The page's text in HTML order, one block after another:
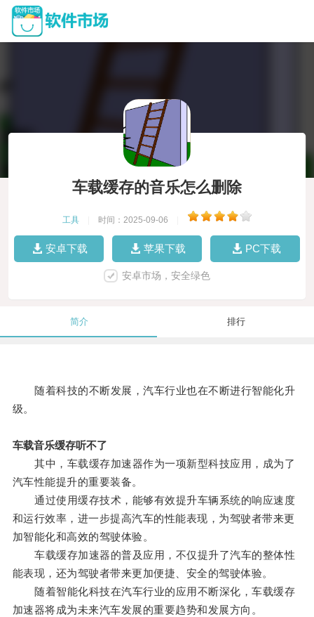
车载缓存的音乐怎么删除
工具 时间：2025-09-06
安卓下载 苹果下载 PC下载
安卓市场，安全绿色
简介 排行
随着科技的不断发展，汽车行业也在不断进行智能化升
级。
车载音乐缓存听不了
其中，车载缓存加速器作为一项新型科技应用，成为了
汽车性能提升的重要装备。
通过使用缓存技术，能够有效提升车辆系统的响应速度
和运行效率，进一步提高汽车的性能表现，为驾驶者带来更
加智能化和高效的驾驶体验。
车载缓存加速器的普及应用，不仅提升了汽车的整体性
能表现，还为驾驶者带来更加便捷、安全的驾驶体验。
随着智能化科技在汽车行业的应用不断深化，车载缓存
加速器将成为未来汽车发展的重要趋势和发展方向。